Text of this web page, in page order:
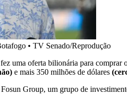
• TV Senado/Reprodução
uma oferta bilionária para
e mais 350 milhões de dólares
Group, um grupo de